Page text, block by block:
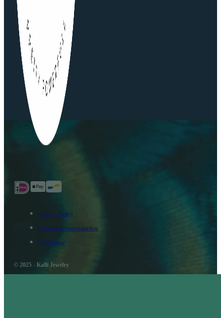
Privacy Policy
Algemene voorwaarden
Disclaimer
© 2025 - Kalli Jewelry